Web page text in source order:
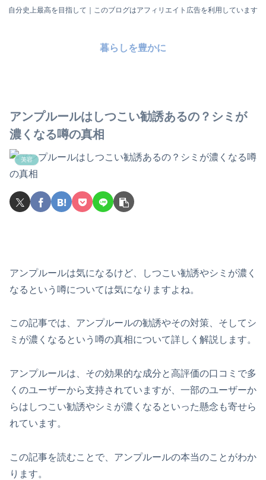
自分史上最高を目指して｜このブログはアフィリエイト広告を利用しています
暮らしを豊かに
アンプルールはしつこい勧誘あるの？シミが
濃くなる噂の真相
美容
アンプルールは気になるけど、しつこい勧誘やシミが濃く
なるという噂については気になりますよね。
この記事では、アンプルールの勧誘やその対策、そしてシ
ミが濃くなるという噂の真相について詳しく解説します。
アンプルールは、その効果的な成分と高評価の口コミで多
くのユーザーから支持されていますが、一部のユーザーか
らはしつこい勧誘やシミが濃くなるといった懸念も寄せら
れています。
この記事を読むことで、アンプルールの本当のことがわか
ります。